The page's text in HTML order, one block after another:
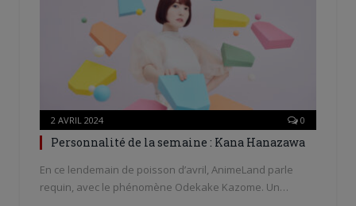
2 AVRIL 2024 0
Personnalité de la semaine : Kana Hanazawa
En ce lendemain de poisson d’avril, AnimeLand parle
requin, avec le phénomène Odekake Kazome. Un…